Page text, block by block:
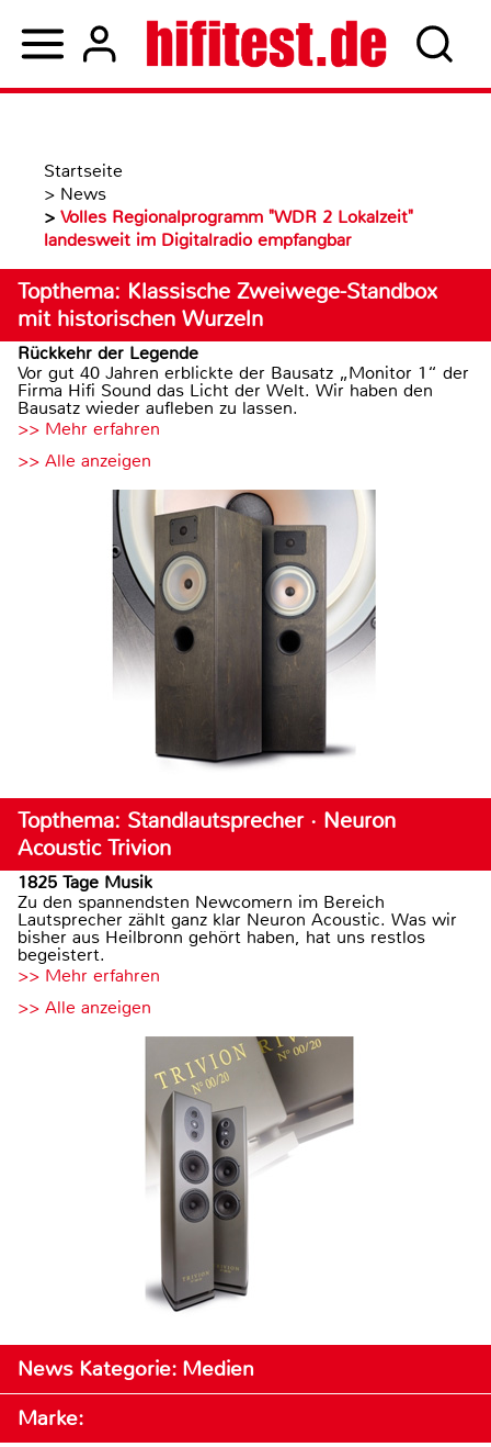
Startseite
> News
> Volles Regionalprogramm "WDR 2 Lokalzeit"
landesweit im Digitalradio empfangbar
Topthema: Klassische Zweiwege-Standbox
mit historischen Wurzeln
Rückkehr der Legende
Vor gut 40 Jahren erblickte der Bausatz „Monitor 1“ der
Firma Hifi Sound das Licht der Welt. Wir haben den
Bausatz wieder aufleben zu lassen.
>> Mehr erfahren
>> Alle anzeigen
Topthema: Standlautsprecher · Neuron
Acoustic Trivion
1825 Tage Musik
Zu den spannendsten Newcomern im Bereich
Lautsprecher zählt ganz klar Neuron Acoustic. Was wir
bisher aus Heilbronn gehört haben, hat uns restlos
begeistert.
>> Mehr erfahren
>> Alle anzeigen
News Kategorie: Medien
Marke: